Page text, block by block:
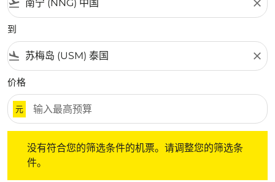
flight_takeoff close
到
flight_land close
价格
元
没有符合您的筛选条件的机票。请调整您的筛选条
件。